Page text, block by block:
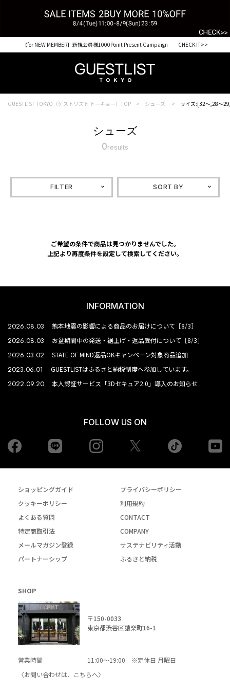
【for NEW MEMBER】新規会員様1000Point Present Campaign CHECK IT>>
GUESTLIST TOKYO（ゲストリスト トーキョー）TOP シューズ サイズ:[32～,28～
シューズ
0results
FILTER SORT BY
ご希望の条件で商品は見つかりませんでした。
上記より再度条件を設定して検索してください。
INFORMATION
2026.08.03 熊本地震の影響による商品のお届けについて［8/3］
2026.08.03 お盆期間中の発送・裾上げ・返品受付について［8/3］
2026.03.02 STATE OF MIND返品OKキャンペーン対象商品追加
2023.06.01 GUESTLISTはふるさと納税制度へ参加しています。
2022.09.20 本人認証サービス「3Dセキュア2.0」導入のお知らせ
FOLLOW US ON
Facebook Instagram tiktok
ショッピングガイド
プライバシーポリシー
クッキーポリシー
利用規約
よくある質問
CONTACT
特定商取引法
COMPANY
メールマガジン登録
サステナビリティ活動
パートナーシップ
ふるさと納税
SHOP
〒150-0033
東京都渋谷区猿楽町16-1
営業時間
11:00～19:00 ※定休日 月曜日
〈お問い合わせは、
こちらへ〉